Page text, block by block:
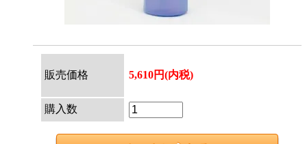
販売価格 5,610円(内税)
購入数